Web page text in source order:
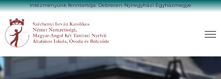
Intézményünk fenntartója: Debrecen-Nyíregyházi Egyházmegye